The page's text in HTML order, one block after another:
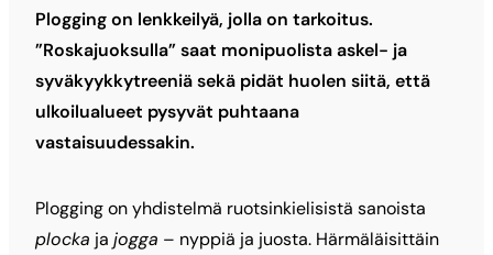
Plogging on lenkkeilyä, jolla on tarkoitus.
”Roskajuoksulla” saat monipuolista askel- ja
syväkyykkytreeniä sekä pidät huolen siitä, että
ulkoilualueet pysyvät puhtaana
vastaisuudessakin.
Plogging on yhdistelmä ruotsinkielisistä sanoista
plocka ja jogga – nyppiä ja juosta. Härmäläisittäin